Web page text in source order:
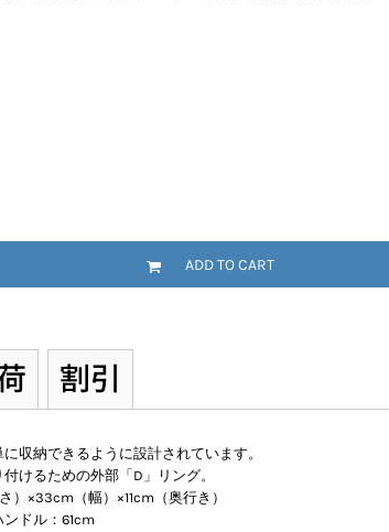
ADD TO CART
割引
収納できるように設計されています。
けるための外部「D」リング。
）×33cm（幅）×11cm（奥行き）
ドル：61cm